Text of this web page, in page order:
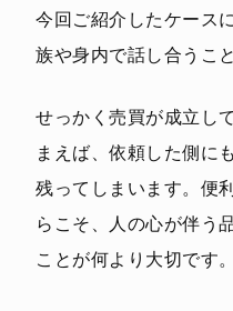
今回ご紹介したケース
族や身内で話し合うこ
せっかく売買が成立し
まえば、依頼した側に
残ってしまいます。便
らこそ、人の心が伴う
ことが何より大切です。